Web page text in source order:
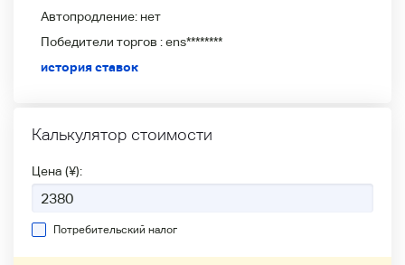
Автопродление: нет
Победители
торгов :ens********
история ставок
Калькулятор стоимости
Цена (¥):
Потребительский налог